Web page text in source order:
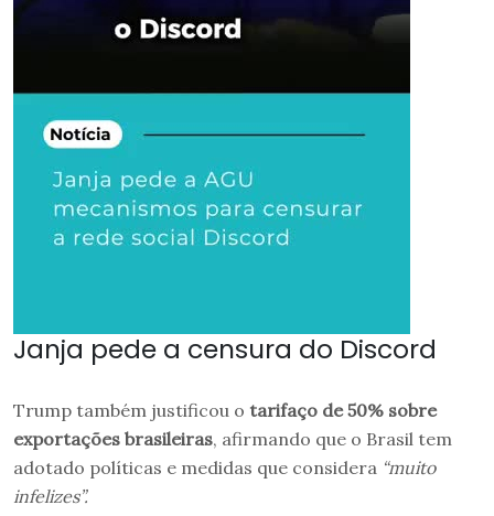
Janja pede a censura do Discord
Trump também justificou o tarifaço de 50% sobre
exportações brasileiras, afirmando que o Brasil tem
adotado políticas e medidas que considera “muito
infelizes”.